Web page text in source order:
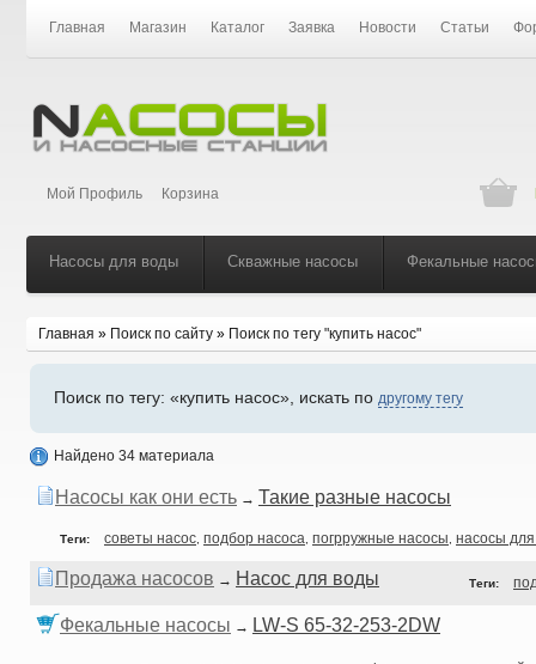
Главная Магазин Каталог Заявка Новости Статьи
Мой Профиль Корзина
Насосы для воды Скважные насосы Фекальные
Главная » Поиск по сайту » Поиск по тегу "купить насос"
Поиск по тегу: «купить насос», искать по другому тегу
Найдено 34 материала
Насосы как они есть → Такие разные насосы
Теги: советы насос подбор насоса погрружные насосы насосы
Продажа насосов → Насос для воды Теги:
Фекальные насосы → LW-S 65-32-253-2DW